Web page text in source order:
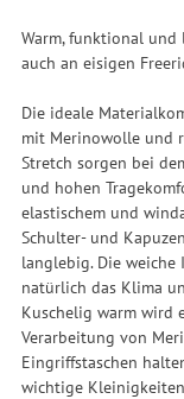
Warm, funktional und
auch an eisigen
Die ideale
mit Merinowolle und
Stretch sorgen bei
und hohen
elastischem und
Schulter- und
langlebig. Die weiche
natürlich das Klima
Kuschelig warm wird
Verarbeitung von
Eingriffstaschen
wichtige